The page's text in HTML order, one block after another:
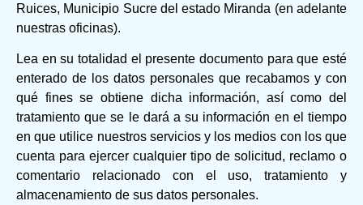
Ruices, Municipio Sucre del estado Miranda (en adelante
nuestras oficinas).
Lea en su totalidad el presente documento para que esté
enterado de los datos personales que recabamos y con
qué fines se obtiene dicha información, así como del
tratamiento que se le dará a su información en el tiempo
en que utilice nuestros servicios y los medios con los que
cuenta para ejercer cualquier tipo de solicitud, reclamo o
comentario relacionado con el uso, tratamiento y
almacenamiento de sus datos personales.